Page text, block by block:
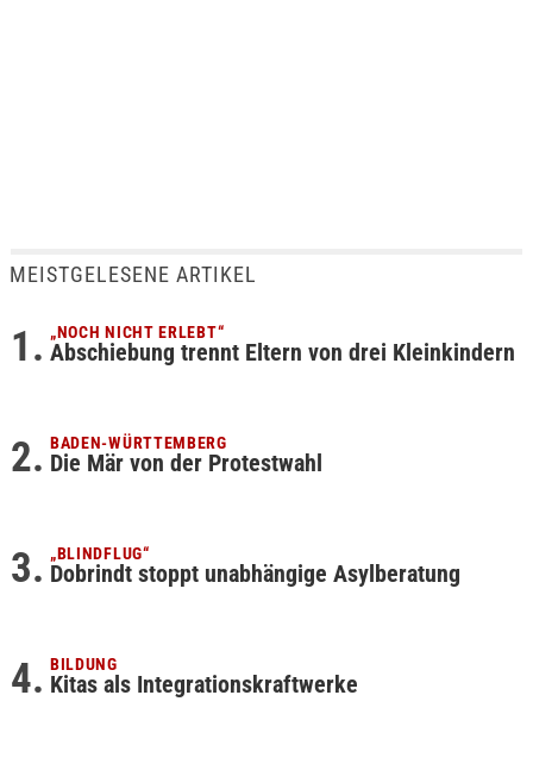
MEISTGELESENE ARTIKEL
„NOCH NICHT ERLEBT“
Abschiebung trennt Eltern von drei Kleinkindern
BADEN-WÜRTTEMBERG
Die Mär von der Protestwahl
„BLINDFLUG“
Dobrindt stoppt unabhängige Asylberatung
BILDUNG
Kitas als Integrationskraftwerke